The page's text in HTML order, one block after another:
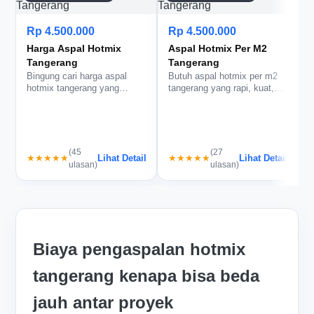
Rp 4.500.000
Harga Aspal Hotmix
Tangerang
Bingung cari harga aspal
hotmix tangerang yang
★★★★★
(45
ulasan)
Lihat Detail
Rp 4.500.000
Aspal Hotmix Per M2
Tangerang
Butuh aspal hotmix per m2
tangerang yang rapi, kuat,
★★★★★
(27
ulasan)
Lihat Detail
Biaya pengaspalan hotmix
tangerang kenapa bisa beda
jauh antar proyek